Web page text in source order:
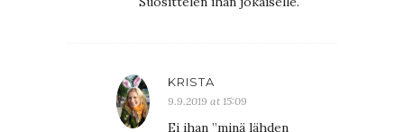
KRISTA
9.9.2019 at 15:09
Ei ihan ”minä lähden